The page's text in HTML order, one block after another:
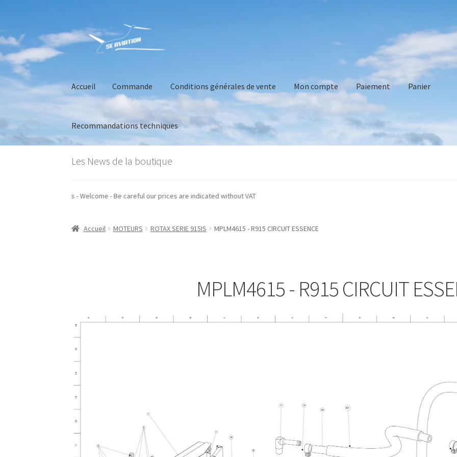
Aller
à
Aller
au
contenu
Accueil Commande Conditions générales de vente Mon compte Paiement Panier
Recommandations techniques
AccueilCommandeConditions générales de vente
Les News de la boutique
nos prix sont indiqués hors taxes - Welcome - Be careful our prices are indicated without VAT
Accueil MOTEURS ROTAX SERIE 915IS MPLM4615 - R915 CIRCUIT ESSENCE
MPLM4615 - R915 CIRCUIT